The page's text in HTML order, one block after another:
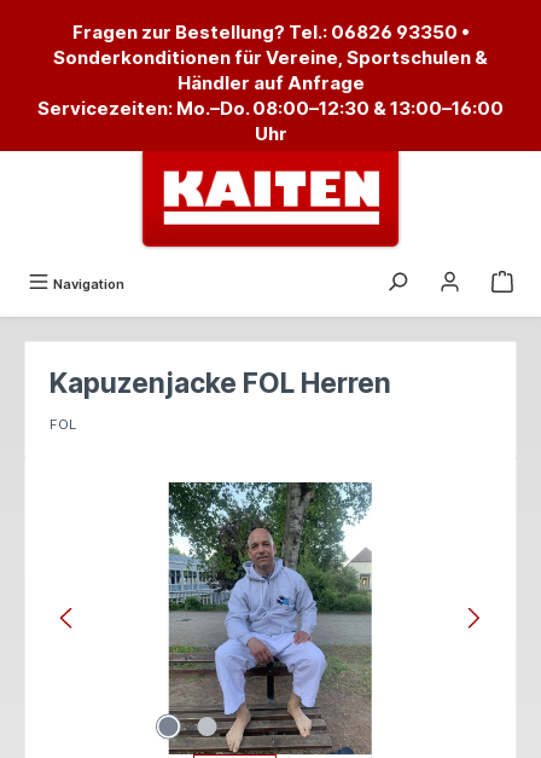
Fragen zur Bestellung? Tel.: 06826 93350 •
Sonderkonditionen für Vereine, Sportschulen &
Händler auf Anfrage
Servicezeiten: Mo.–Do. 08:00–12:30 & 13:00–16:00
Uhr
Navigation
Kapuzenjacke FOL Herren
FOL
Bildergalerie überspringen